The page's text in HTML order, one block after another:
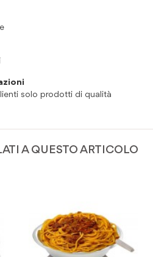
solo prodotti di qualità
A QUESTO ARTICOLO